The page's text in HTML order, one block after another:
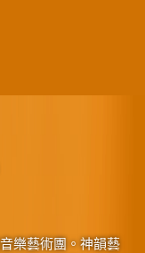
樂藝術團。神韻藝